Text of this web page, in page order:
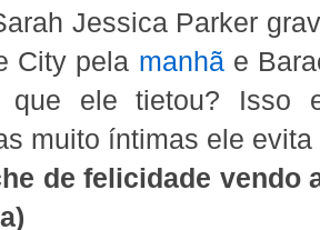
Jessica Parker
City pela manhã e
que ele tietou? Isso
muito íntimas ele
de felicidade vendo